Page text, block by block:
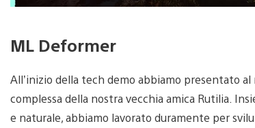
ML Deformer
All’inizio della tech demo abbiamo presentato
complessa della nostra vecchia amica Rutilia.
e naturale, abbiamo lavorato duramente per